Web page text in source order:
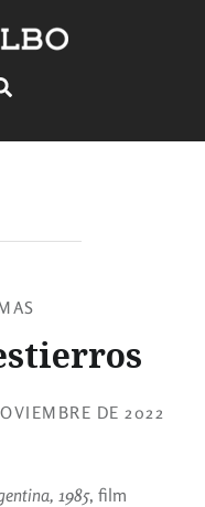
DE 2022
1985, film